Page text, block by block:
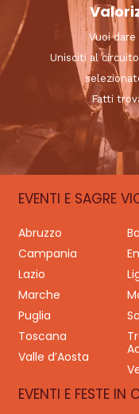
Vuoi
Unisciti al
Fatti
EVENTI E SAGRE
Abruzzo
Campania
Lazio
Marche
Puglia
Toscana
Valle d’Aosta
EVENTI E FESTE IN